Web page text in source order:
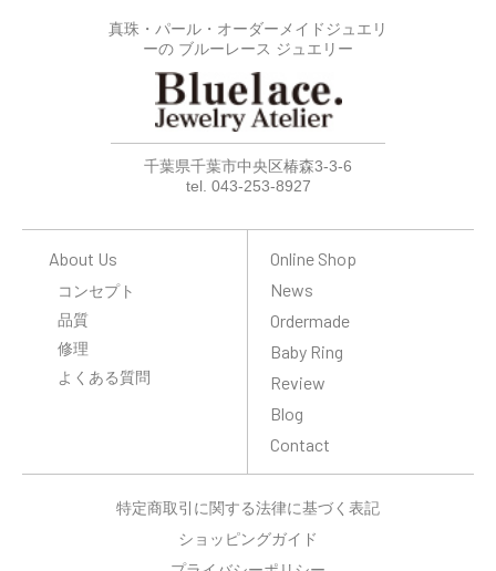
真珠・パール・オーダーメイドジュエリ
ーの ブルーレース ジュエリー
千葉県千葉市中央区椿森3-3-6
tel. 043-253-8927
About Us
コンセプト
品質
修理
よくある質問
Online Shop
News
Ordermade
Baby Ring
Review
Blog
Contact
特定商取引に関する法律に基づく表記
ショッピングガイド